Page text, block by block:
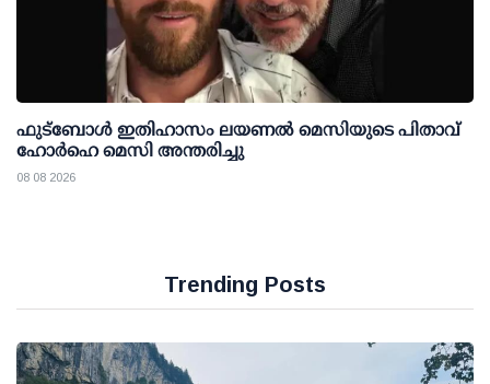
ഫുട്ബോൾ ഇതിഹാസം ലയണൽ മെസിയുടെ പിതാവ്
ഹോർഹെ മെസി അന്തരിച്ചു
08 08 2026
Trending Posts